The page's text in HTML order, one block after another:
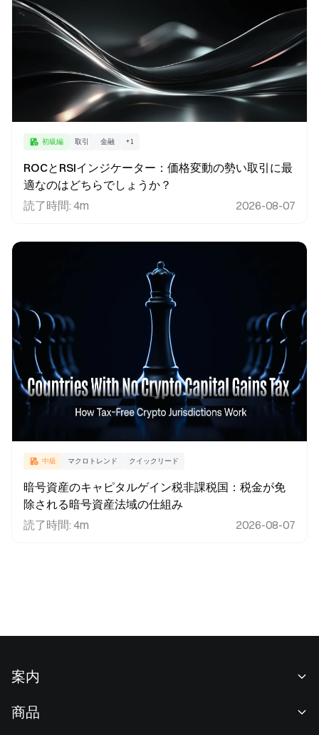
初級編 取引 金融 +1
ROCとRSIインジケーター：価格変動の勢い取引に最
適なのはどちらでしょうか？
読了時間: 4m 2026-08-07
中級 マクロトレンド クイックリード
暗号資産のキャピタルゲイン税非課税国：税金が免
除される暗号資産法域の仕組み
読了時間: 4m 2026-08-07
案内
商品